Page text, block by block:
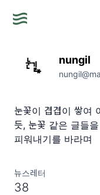
nungil
눈꽃이 겹겹이 쌓여
듯, 눈꽃 같은 글들
피워내기를 바라며
뉴스레터
38